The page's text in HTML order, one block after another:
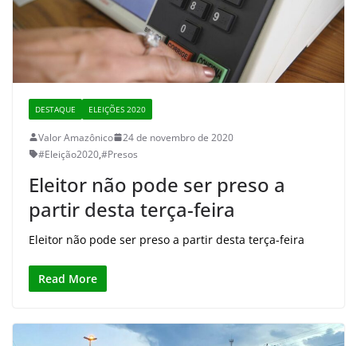
DESTAQUE ELEIÇÕES 2020
Valor Amazônico
24 de novembro de 2020
#Eleição2020,#Presos
Eleitor não pode ser preso a
partir desta terça-feira
Eleitor não pode ser preso a partir desta terça-feira
Read More